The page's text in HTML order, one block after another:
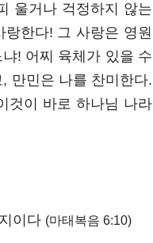
울거나 걱정하지 않는
한다! 그 사랑은 영원
! 어찌 육체가 있을 수
만민은 나를 찬미한다.
것이 바로 하나님 나라
이다 (마태복음 6:10)